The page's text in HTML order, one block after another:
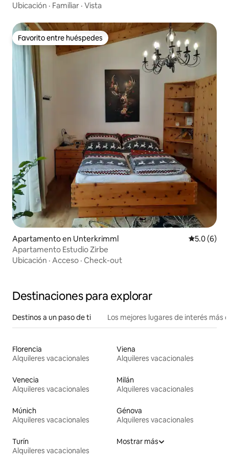
Ubicación · Familiar · Vista
Favorito entre huéspedes
Favorito entre huéspedes
Apartamento en Unterkrimml
5.0 (6)
Apartamento Estudio Zirbe
Ubicación · Acceso · Check-out
Destinaciones para explorar
Destinos a un paso de ti Los mejores lugares de interés más
Florencia
Alquileres vacacionales
Viena
Alquileres vacacionales
Venecia
Alquileres vacacionales
Milán
Alquileres vacacionales
Múnich
Alquileres vacacionales
Génova
Alquileres vacacionales
Turín
Alquileres vacacionales
Mostrar más